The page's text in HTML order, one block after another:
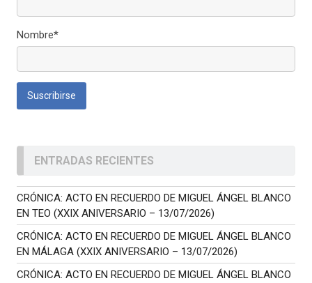
Nombre*
ENTRADAS RECIENTES
CRÓNICA: ACTO EN RECUERDO DE MIGUEL ÁNGEL BLANCO
EN TEO (XXIX ANIVERSARIO – 13/07/2026)
CRÓNICA: ACTO EN RECUERDO DE MIGUEL ÁNGEL BLANCO
EN MÁLAGA (XXIX ANIVERSARIO – 13/07/2026)
CRÓNICA: ACTO EN RECUERDO DE MIGUEL ÁNGEL BLANCO